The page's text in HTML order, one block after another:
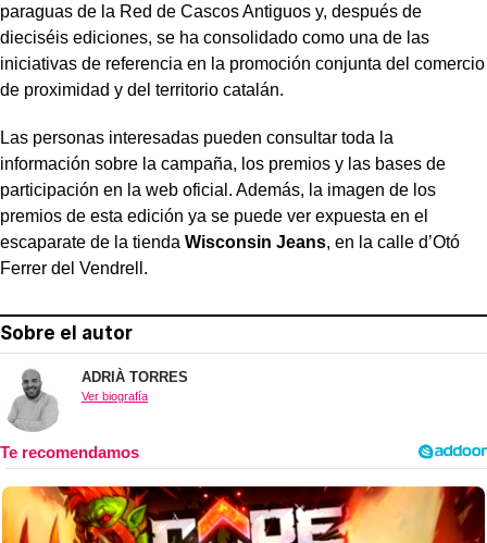
paraguas de la Red de Cascos Antiguos y, después de
dieciséis ediciones, se ha consolidado como una de las
iniciativas de referencia en la promoción conjunta del comercio
de proximidad y del territorio catalán.
Las personas interesadas pueden consultar toda la
información sobre la campaña, los premios y las bases de
participación en la web oficial. Además, la imagen de los
premios de esta edición ya se puede ver expuesta en el
escaparate de la tienda Wisconsin Jeans, en la calle d’Otó
Ferrer del Vendrell.
Sobre el autor
ADRIÀ TORRES
Ver biografía